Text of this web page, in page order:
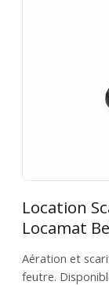
Location
Locamat
Aération et
feutre.